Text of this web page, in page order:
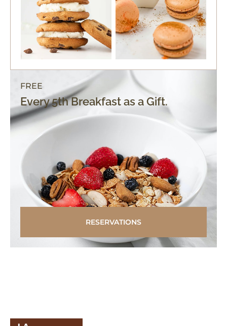
FREE
Every 5th Breakfast as a Gift.
RESERVATIONS